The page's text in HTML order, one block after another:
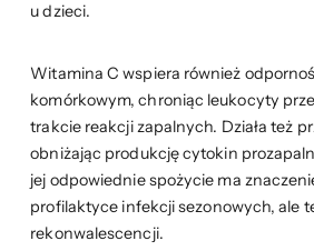
u dzieci.
Witamina C wspiera również
komórkowym, chroniąc leukocyty
trakcie reakcji zapalnych. Działa też
obniżając produkcję cytokin
jej odpowiednie spożycie ma
profilaktyce infekcji sezonowych, ale
rekonwalescencji.